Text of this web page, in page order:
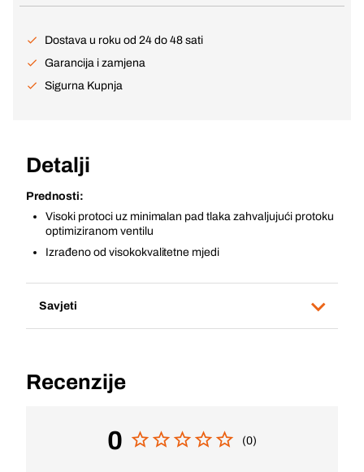
Dostava u roku od 24 do 48 sati
Garancija i zamjena
Sigurna Kupnja
Detalji
Prednosti:
Visoki protoci uz minimalan pad tlaka zahvaljujući protoku
optimiziranom ventilu
Izrađeno od visokokvalitetne mjedi
Savjeti
Recenzije
0 (0)